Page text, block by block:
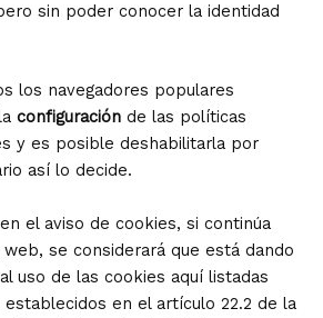
sin poder conocer la identidad
los navegadores populares
configuración de las políticas
y es posible deshabilitarla por
así lo decide.
el aviso de cookies, si continúa
se considerará que está dando
uso de las cookies aquí listadas
en el artículo 22.2 de la